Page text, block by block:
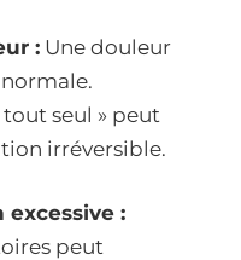
: Une douleur
seul » peut
irréversible.
excessive :
peut